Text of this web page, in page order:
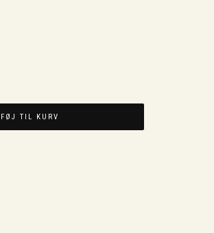
TIL KURV